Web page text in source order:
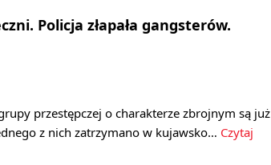
Policja złapała gangsterów.
przestępczej o charakterze zbrojnym są już
z nich zatrzymano w kujawsko… Czytaj